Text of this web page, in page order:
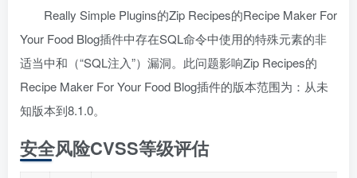
Really Simple Plugins的Zip Recipes的Recipe Maker For
Your Food Blog插件中存在SQL命令中使用的特殊元素的非
适当中和（“SQL注入”）漏洞。此问题影响Zip Recipes的
Recipe Maker For Your Food Blog插件的版本范围为：从未
知版本到8.1.0。
安全风险CVSS等级评估